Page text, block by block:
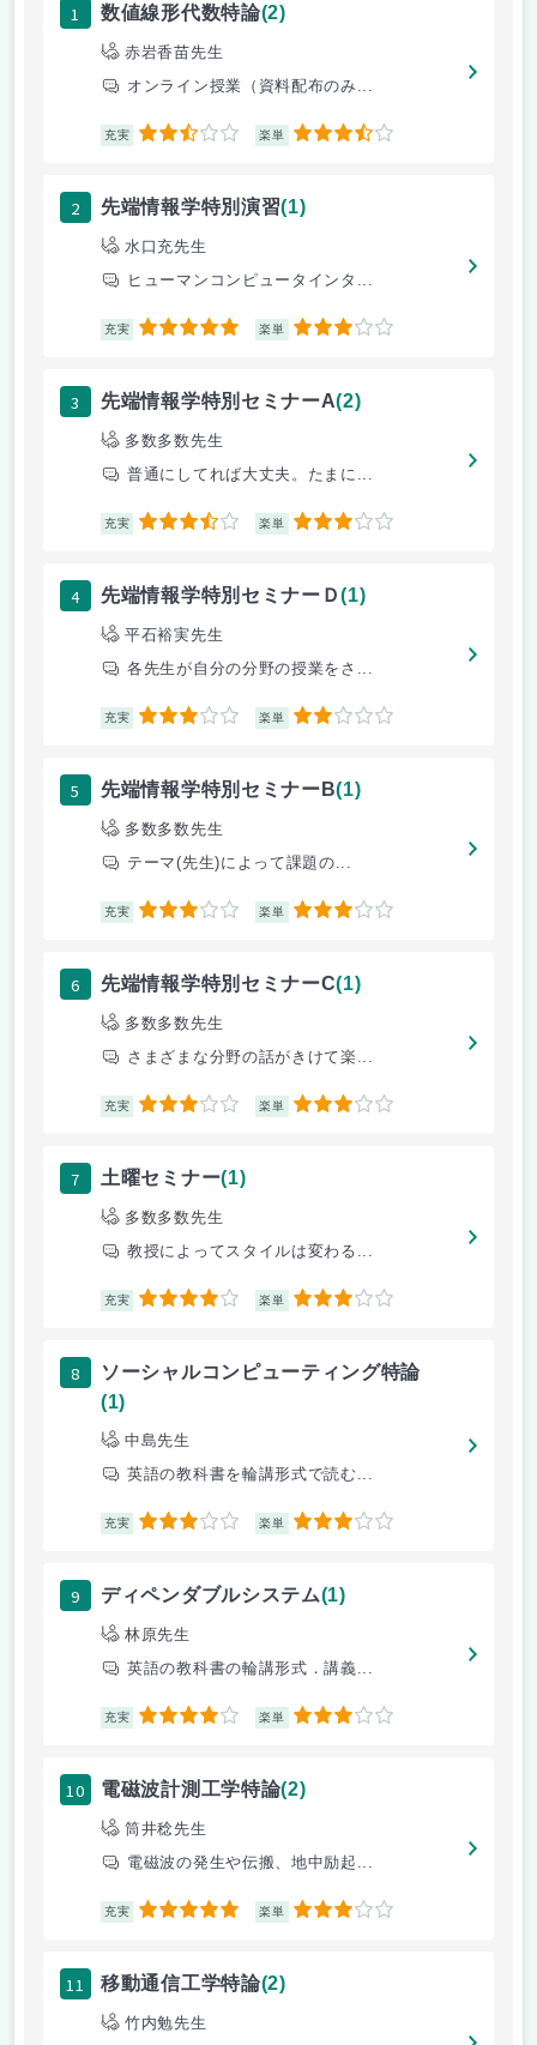
1 数値線形代数特論(2)
赤岩香苗先生
オンライン授業（資料配布のみ...
充実 2.5 楽単 3.5
2 先端情報学特別演習(1)
水口充先生
ヒューマンコンピュータインタ...
充実 5 楽単 3
3 先端情報学特別セミナーA(2)
多数多数先生
普通にしてれば大丈夫。たまに...
充実 3.5 楽単 3
4 先端情報学特別セミナーＤ(1)
平石裕実先生
各先生が自分の分野の授業をさ...
充実 3 楽単 2
5 先端情報学特別セミナーB(1)
多数多数先生
テーマ(先生)によって課題の...
充実 3 楽単 3
6 先端情報学特別セミナーC(1)
多数多数先生
さまざまな分野の話がきけて楽...
充実 3 楽単 3
7 土曜セミナー(1)
多数多数先生
教授によってスタイルは変わる...
充実 4 楽単 3
8
ソーシャルコンピューティング特論
(1)
中島先生
英語の教科書を輪講形式で読む...
充実 3 楽単 3
9 ディペンダブルシステム(1)
林原先生
英語の教科書の輪講形式．講義...
充実 4 楽単 3
10 電磁波計測工学特論(2)
筒井稔先生
電磁波の発生や伝搬、地中励起...
充実 5 楽単 3
11 移動通信工学特論(2)
竹内勉先生